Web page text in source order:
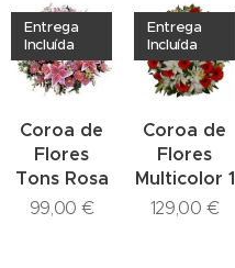
Coroa de
Flores
Tons Rosa
Entrega
Incluída
99,00 €
Coroa de
Flores
Multicolor 1
Entrega
Incluída
129,00 €